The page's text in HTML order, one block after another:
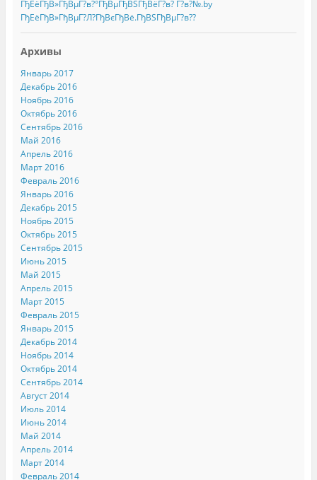
ГђЕёГђВ»ГђВµГ?в?°ГђВµГђВЅГђВёГ?в? Г?в?№.by
ГђЕёГђВ»ГђВµГ?Л?ГђВєГђВё.ГђВЅГђВµГ?в??
Архивы
Январь 2017
Декабрь 2016
Ноябрь 2016
Октябрь 2016
Сентябрь 2016
Май 2016
Апрель 2016
Март 2016
Февраль 2016
Январь 2016
Декабрь 2015
Ноябрь 2015
Октябрь 2015
Сентябрь 2015
Июнь 2015
Май 2015
Апрель 2015
Март 2015
Февраль 2015
Январь 2015
Декабрь 2014
Ноябрь 2014
Октябрь 2014
Сентябрь 2014
Август 2014
Июль 2014
Июнь 2014
Май 2014
Апрель 2014
Март 2014
Февраль 2014